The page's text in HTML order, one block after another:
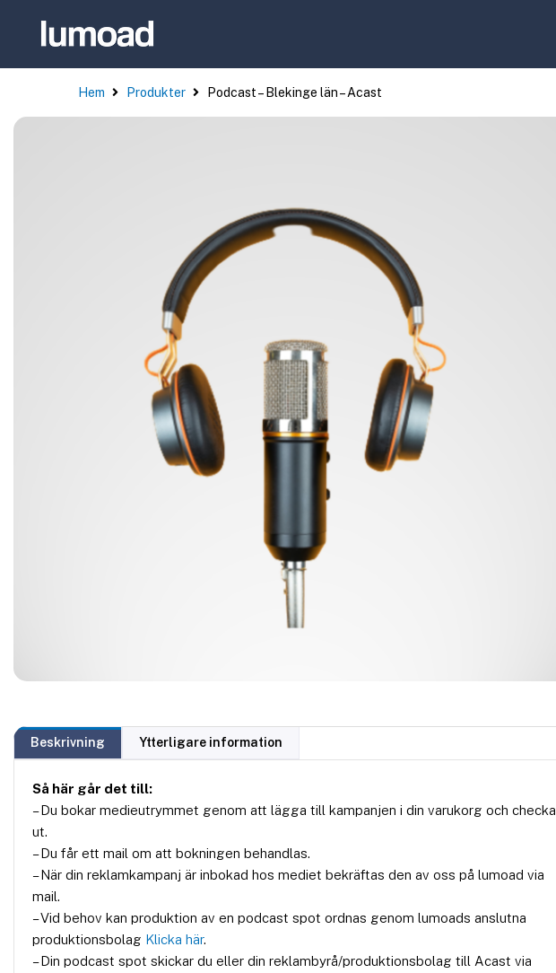
Hem Produkter Podcast – Blekinge län – Acast
Beskrivning Ytterligare information
Så här går det till:
– Du bokar medieutrymmet genom att lägga till kampanjen i din varukorg och checka
ut.
– Du får ett mail om att bokningen behandlas.
– När din reklamkampanj är inbokad hos mediet bekräftas den av oss på lumoad via
mail.
– Vid behov kan produktion av en podcast spot ordnas genom lumoads anslutna
produktionsbolag Klicka här.
– Din podcast spot skickar du eller din reklambyrå/produktionsbolag till Acast via